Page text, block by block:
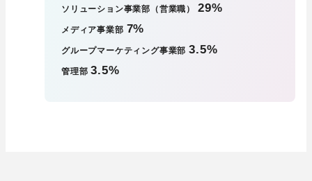
ソリューション事業部（営業職） 29%
メディア事業部 7%
グループマーケティング事業部 3.5%
管理部 3.5%